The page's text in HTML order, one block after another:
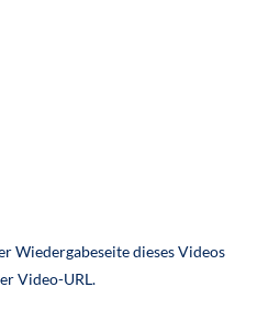
Wiedergabeseite dieses Videos
Video-URL.